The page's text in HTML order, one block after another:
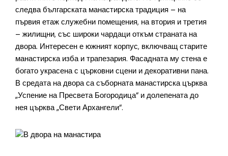
следва българската манастирска традиция – на
първия етаж служебни помещения, на втория и третия
– жилищни, със широки чардаци откъм страната на
двора. Интересен е южният корпус, включващ старите
манастирска изба и трапезария. Фасадната му стена е
богато украсена с църковни сцени и декоративни пана.
В средата на двора са съборната манастирска църква
„Успение на Пресвета Богородица“ и долепената до
нея църква „Свети Архангели“.